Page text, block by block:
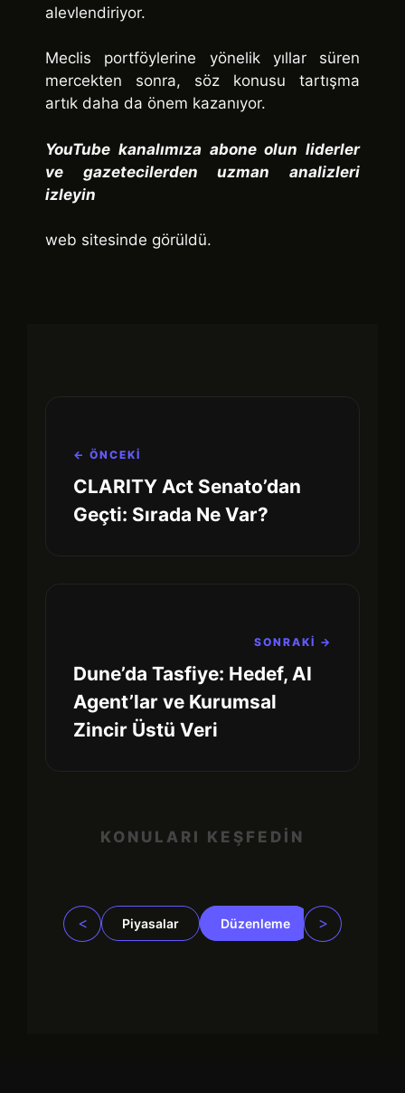
alevlendiriyor.
Meclis portföylerine yönelik yıllar süren
mercekten sonra, söz konusu tartışma
artık daha da önem kazanıyor.
YouTube kanalımıza abone olun liderler
ve gazetecilerden uzman analizleri
izleyin
web sitesinde görüldü.
← ÖNCEKİ
CLARITY Act Senato’dan
Geçti: Sırada Ne Var?
SONRAKİ →
Dune’da Tasfiye: Hedef, AI
Agent’lar ve Kurumsal
Zincir Üstü Veri
KONULARI KEŞFEDİN
< Piyasalar Düzenleme İşletmeler
>